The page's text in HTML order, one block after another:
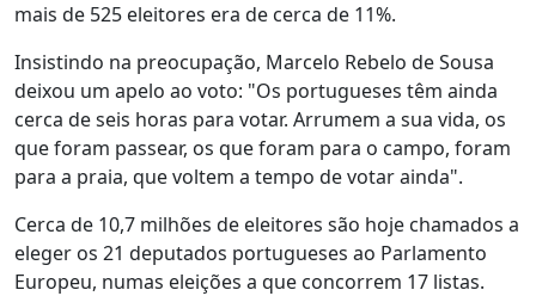
mais de 525 eleitores era de cerca de 11%.
Insistindo na preocupação, Marcelo Rebelo de Sousa
deixou um apelo ao voto: "Os portugueses têm ainda
cerca de seis horas para votar. Arrumem a sua vida, os
que foram passear, os que foram para o campo, foram
para a praia, que voltem a tempo de votar ainda".
Cerca de 10,7 milhões de eleitores são hoje chamados a
eleger os 21 deputados portugueses ao Parlamento
Europeu, numas eleições a que concorrem 17 listas.